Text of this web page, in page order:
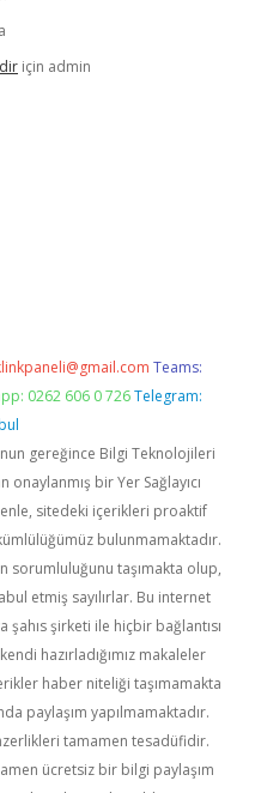
için admin
Teams:
0262 606 0 726 Telegram:
gereğince Bilgi Teknolojileri
bir Yer Sağlayıcı
sitedeki içerikleri proaktif
bulunmamaktadır.
sorumluluğunu taşımakta olup,
etmiş sayılırlar. Bu internet
şirketi ile hiçbir bağlantısı
hazırladığımız makaleler
haber niteliği taşımamakta
paylaşım yapılmamaktadır.
tamamen tesadüfidir.
ücretsiz bir bilgi paylaşım